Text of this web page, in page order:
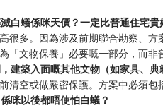
白蟻係咪天價？一定比普通住宅貴
很多。因為涉及前期聯合勘察、
「文物保養」必要嘅一部分，而非
建築入面嘅其他文物（如家具、典
清空或做嚴密保護。方案中必須
咪以後都唔使怕白蟻？